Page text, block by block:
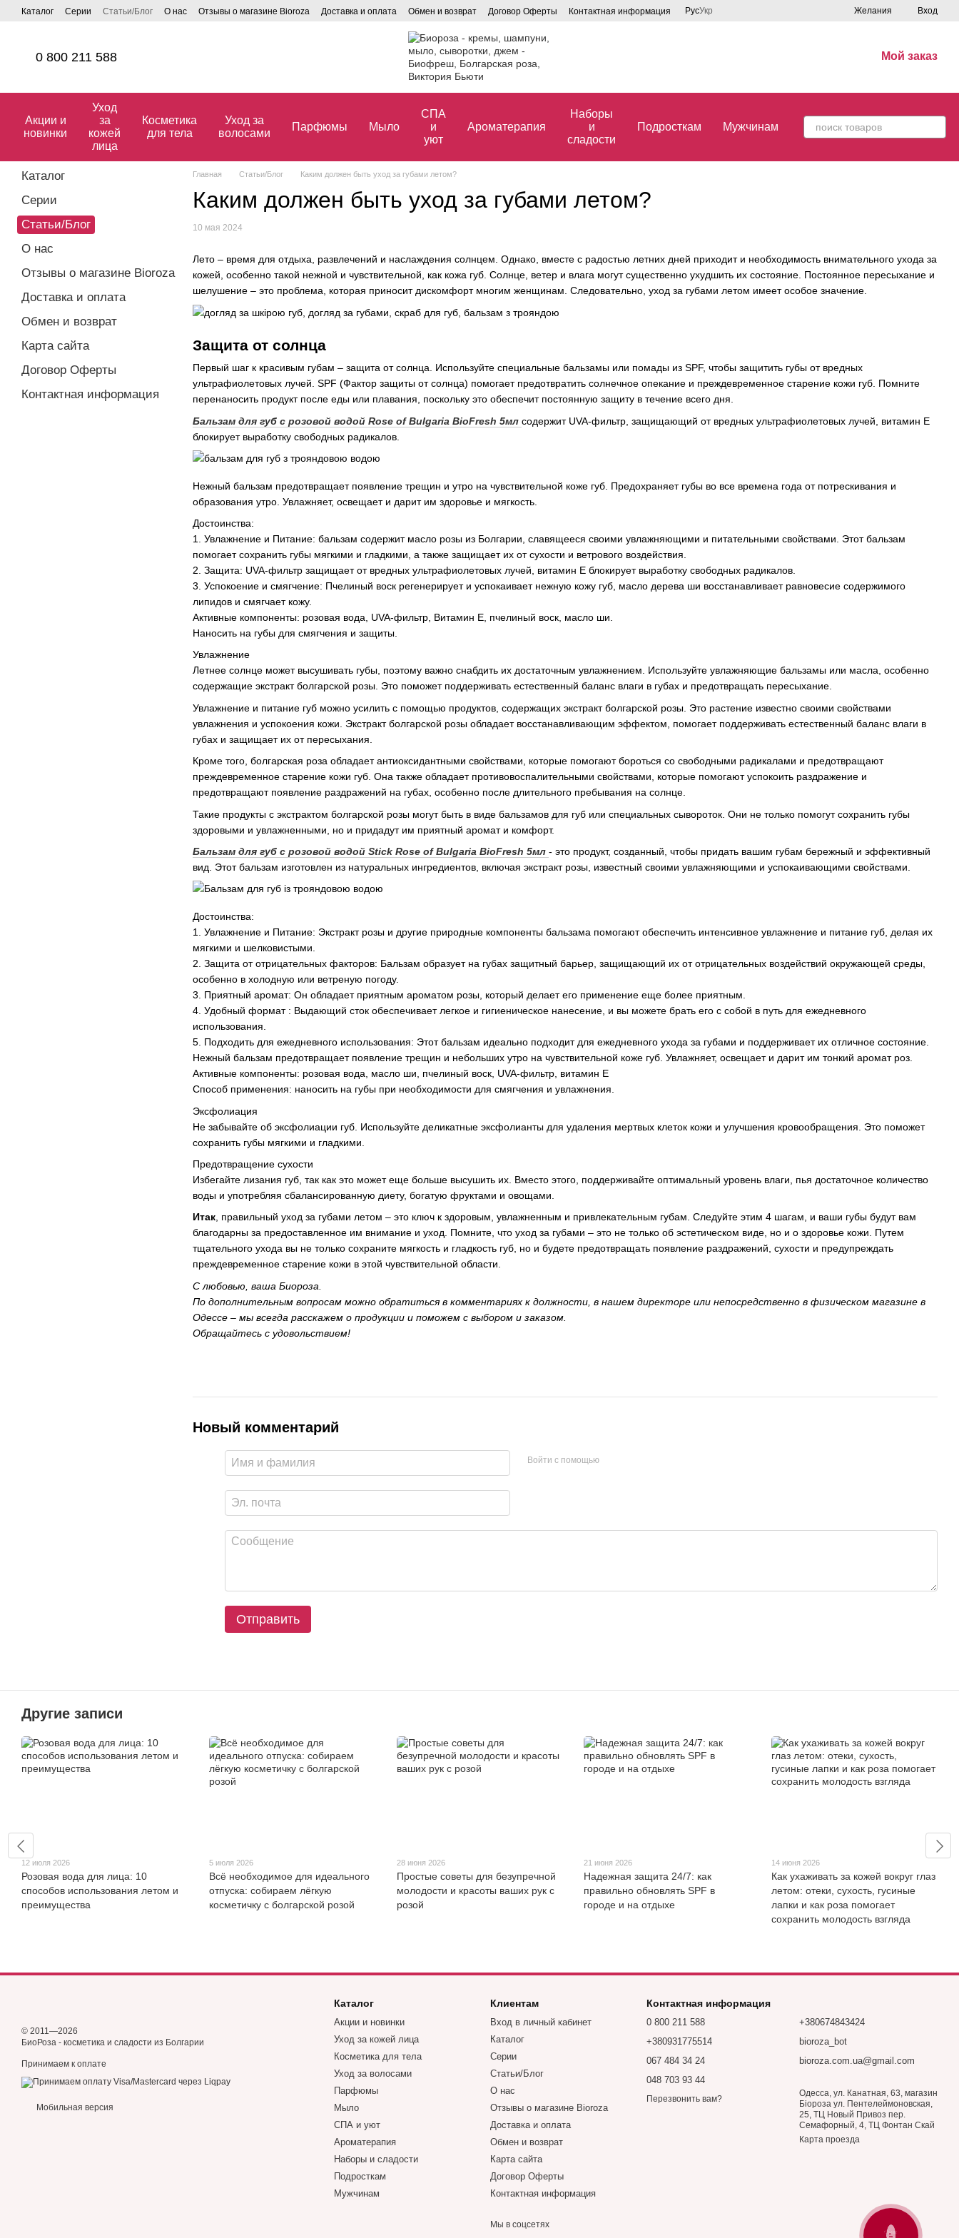
Перейти к основному контенту
Каталог Серии Статьи/Блог О нас Отзывы о магазине Bioroza Доставка и оплата Обмен и возврат Договор Оферты Контактная информация РусУкр Желания Вход
0 800 211 588 Мой заказ
Акции и
новинки
Уход
за
кожей
лица
Косметика
для тела
Уход за
волосами
Парфюмы Мыло
СПА
и
уют
Ароматерапия
Наборы
и
сладости
Подросткам Мужчинам
Главная Статьи/Блог Каким должен быть уход за губами летом?
Каким должен быть уход за губами летом?
10 мая 2024
Лето – время для отдыха, развлечений и наслаждения солнцем. Однако, вместе с радостью летних дней приходит и необходимость внимательного ухода за
кожей, особенно такой нежной и чувствительной, как кожа губ. Солнце, ветер и влага могут существенно ухудшить их состояние. Постоянное пересыхание и
шелушение – это проблема, которая приносит дискомфорт многим женщинам. Следовательно, уход за губами летом имеет особое значение.
Защита от солнца
Первый шаг к красивым губам – защита от солнца. Используйте специальные бальзамы или помады из SPF, чтобы защитить губы от вредных
ультрафиолетовых лучей. SPF (Фактор защиты от солнца) помогает предотвратить солнечное опекание и преждевременное старение кожи губ. Помните
перенаносить продукт после еды или плавания, поскольку это обеспечит постоянную защиту в течение всего дня.
Бальзам для губ с розовой водой Rose of Bulgaria BioFresh 5мл содержит UVA-фильтр, защищающий от вредных ультрафиолетовых лучей, витамин Е
блокирует выработку свободных радикалов.
Нежный бальзам предотвращает появление трещин и утро на чувствительной коже губ. Предохраняет губы во все времена года от потрескивания и
образования утро. Увлажняет, освещает и дарит им здоровье и мягкость.
Достоинства:
1. Увлажнение и Питание: бальзам содержит масло розы из Болгарии, славящееся своими увлажняющими и питательными свойствами. Этот бальзам
помогает сохранить губы мягкими и гладкими, а также защищает их от сухости и ветрового воздействия.
2. Защита: UVA-фильтр защищает от вредных ультрафиолетовых лучей, витамин Е блокирует выработку свободных радикалов.
3. Успокоение и смягчение: Пчелиный воск регенерирует и успокаивает нежную кожу губ, масло дерева ши восстанавливает равновесие содержимого
липидов и смягчает кожу.
Активные компоненты: розовая вода, UVA-фильтр, Витамин Е, пчелиный воск, масло ши.
Наносить на губы для смягчения и защиты.
Увлажнение
Летнее солнце может высушивать губы, поэтому важно снабдить их достаточным увлажнением. Используйте увлажняющие бальзамы или масла, особенно
содержащие экстракт болгарской розы. Это поможет поддерживать естественный баланс влаги в губах и предотвращать пересыхание.
Увлажнение и питание губ можно усилить с помощью продуктов, содержащих экстракт болгарской розы. Это растение известно своими свойствами
увлажнения и успокоения кожи. Экстракт болгарской розы обладает восстанавливающим эффектом, помогает поддерживать естественный баланс влаги в
губах и защищает их от пересыхания.
Кроме того, болгарская роза обладает антиоксидантными свойствами, которые помогают бороться со свободными радикалами и предотвращают
преждевременное старение кожи губ. Она также обладает противовоспалительными свойствами, которые помогают успокоить раздражение и
предотвращают появление раздражений на губах, особенно после длительного пребывания на солнце.
Такие продукты с экстрактом болгарской розы могут быть в виде бальзамов для губ или специальных сывороток. Они не только помогут сохранить губы
здоровыми и увлажненными, но и придадут им приятный аромат и комфорт.
Бальзам для губ с розовой водой Stick Rose of Bulgaria BioFresh 5мл - это продукт, созданный, чтобы придать вашим губам бережный и эффективный
вид. Этот бальзам изготовлен из натуральных ингредиентов, включая экстракт розы, известный своими увлажняющими и успокаивающими свойствами.
Достоинства:
1. Увлажнение и Питание: Экстракт розы и другие природные компоненты бальзама помогают обеспечить интенсивное увлажнение и питание губ, делая их
мягкими и шелковистыми.
2. Защита от отрицательных факторов: Бальзам образует на губах защитный барьер, защищающий их от отрицательных воздействий окружающей среды,
особенно в холодную или ветреную погоду.
3. Приятный аромат: Он обладает приятным ароматом розы, который делает его применение еще более приятным.
4. Удобный формат : Выдающий сток обеспечивает легкое и гигиеническое нанесение, и вы можете брать его с собой в путь для ежедневного
использования.
5. Подходить для ежедневного использования: Этот бальзам идеально подходит для ежедневного ухода за губами и поддерживает их отличное состояние.
Нежный бальзам предотвращает появление трещин и небольших утро на чувствительной коже губ. Увлажняет, освещает и дарит им тонкий аромат роз.
Активные компоненты: розовая вода, масло ши, пчелиный воск, UVA-фильтр, витамин Е
Способ применения: наносить на губы при необходимости для смягчения и увлажнения.
Эксфолиация
Не забывайте об эксфолиации губ. Используйте деликатные эксфолианты для удаления мертвых клеток кожи и улучшения кровообращения. Это поможет
сохранить губы мягкими и гладкими.
Предотвращение сухости
Избегайте лизания губ, так как это может еще больше высушить их. Вместо этого, поддерживайте оптимальный уровень влаги, пья достаточное количество
воды и употребляя сбалансированную диету, богатую фруктами и овощами.
Итак, правильный уход за губами летом – это ключ к здоровым, увлажненным и привлекательным губам. Следуйте этим 4 шагам, и ваши губы будут вам
благодарны за предоставленное им внимание и уход. Помните, что уход за губами – это не только об эстетическом виде, но и о здоровье кожи. Путем
тщательного ухода вы не только сохраните мягкость и гладкость губ, но и будете предотвращать появление раздражений, сухости и предупреждать
преждевременное старение кожи в этой чувствительной области.
С любовью, ваша Биороза.
По дополнительным вопросам можно обратиться в комментариях к должности, в нашем директоре или непосредственно в физическом магазине в
Одессе – мы всегда расскажем о продукции и поможем с выбором и заказом.
Обращайтесь с удовольствием!
Новый комментарий
Войти с помощью
Отправить
Каталог
Серии
Статьи/Блог
О нас
Отзывы о магазине Bioroza
Доставка и оплата
Обмен и возврат
Карта сайта
Договор Оферты
Контактная информация
Другие записи
12 июля 2026
Розовая вода для лица: 10
способов использования летом и
преимущества
5 июля 2026
Всё необходимое для идеального
отпуска: собираем лёгкую
косметичку с болгарской розой
28 июня 2026
Простые советы для безупречной
молодости и красоты ваших рук с
розой
21 июня 2026
Надежная защита 24/7: как
правильно обновлять SPF в
городе и на отдыхе
14 июня 2026
Как ухаживать за кожей вокруг глаз
летом: отеки, сухость, гусиные
лапки и как роза помогает
сохранить молодость взгляда
© 2011—2026
БиоРоза - косметика и сладости из Болгарии
Принимаем к оплате
Мобильная версия
Каталог
Акции и новинки
Уход за кожей лица
Косметика для тела
Уход за волосами
Парфюмы
Мыло
СПА и уют
Ароматерапия
Наборы и сладости
Подросткам
Мужчинам
Клиентам
Вход в личный кабинет
Каталог
Серии
Статьи/Блог
О нас
Отзывы о магазине Bioroza
Доставка и оплата
Обмен и возврат
Карта сайта
Договор Оферты
Контактная информация
Мы в соцсетях
Контактная информация
0 800 211 588
+380931775514
067 484 34 24
048 703 93 44
Перезвонить вам?
+380674843424
bioroza_bot
bioroza.com.ua@gmail.com
Одесса, ул. Канатная, 63, магазин
Біороза ул. Пентелеймоновская,
25, ТЦ Новый Привоз пер.
Семафорный, 4, ТЦ Фонтан Скай
Карта проезда
ЗАПИТАЙТЕ У
БІОРОЗА